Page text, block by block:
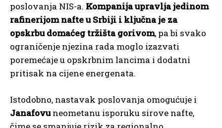
poslovanja NIS-a. Kompanija upravlja jedinom
rafinerijom nafte u Srbiji i ključna je za
opskrbu domaćeg tržišta gorivom, pa bi svako
ograničenje njezina rada moglo izazvati
poremećaje u opskrbnim lancima i dodatni
pritisak na cijene energenata.
Istodobno, nastavak poslovanja omogućuje i
Janafovuneometanu isporuku sirove nafte,